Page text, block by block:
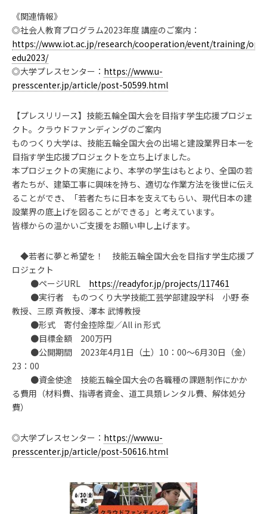
《関連情報》
◎社会人教育プログラム2023年度 講座のご案内：
https://www.iot.ac.jp/research/cooperation/event/training/
edu2023/
◎大学プレスセンター： https://www.u-
presscenter.jp/article/post-50599.html
【プレスリリース】技能五輪全国大会を目指す学生応援プロジェ
クト。クラウドファンディングのご案内
ものつくり大学は、技能五輪全国大会の出場と建設業界日本一を
目指す学生応援プロジェクトを立ち上げました。
本プロジェクトの実施により、本学の学生はもとより、全国の若
者たちが、建築工事に興味を持ち、適切な作業方法を後世に伝え
ることができ、「若者たちに日本を支えてもらい、現代日本の建
設業界の底上げを図ることができる」と考えています。
皆様からの温かいご支援をお願い申し上げます。
◆若者に夢と希望を！ 技能五輪全国大会を目指す学生応援プ
ロジェクト
●ページURL https://readyfor.jp/projects/117461
●実行者 ものつくり大学技能工芸学部建設学科 小野 泰
教授、三原 斉教授、澤本 武博教授
●形式 寄付金控除型／All in 形式
●目標金額 200万円
●公開期間 2023年4月1日（土）10：00～6月30日（金）
23：00
●資金使途 技能五輪全国大会の各職種の課題制作にかか
る費用（材料費、指導者資金、道工具類レンタル費、解体処分
費）
◎大学プレスセンター： https://www.u-
presscenter.jp/article/post-50616.html